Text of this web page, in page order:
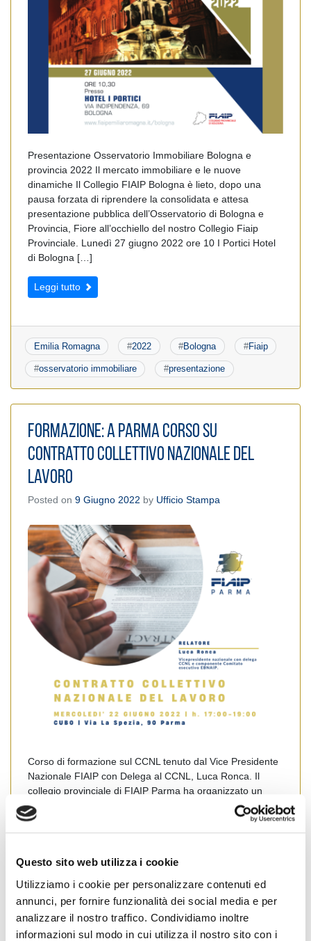
Questo sito web utilizza i cookie
Utilizziamo i cookie per personalizzare contenuti ed
annunci, per fornire funzionalità dei social media e per
analizzare il nostro traffico. Condividiamo inoltre
informazioni sul modo in cui utilizza il nostro sito con i
Presentazione Osservatorio Immobiliare Bologna e
provincia 2022 Il mercato immobiliare e le nuove
dinamiche Il Collegio FIAIP Bologna è lieto, dopo una
pausa forzata di riprendere la consolidata e attesa
presentazione pubblica dell’Osservatorio di Bologna e
Provincia, Fiore all’occhiello del nostro Collegio Fiaip
Provinciale. Lunedì 27 giugno 2022 ore 10 I Portici Hotel
di Bologna […]
Leggi tutto
Emilia Romagna #2022 #Bologna #Fiaip
#osservatorio immobiliare #presentazione
Formazione: A Parma Corso su
Contratto Collettivo Nazionale del
Lavoro
Posted on 9 Giugno 2022 by Ufficio Stampa
Corso di formazione sul CCNL tenuto dal Vice Presidente
Nazionale FIAIP con Delega al CCNL, Luca Ronca. Il
collegio provinciale di FIAIP Parma ha organizzato un
corso di formazione sul contratto collettivo nazionale del
lavoro con l’obettivo di far conoscere i contenuti innovativi
del nuovo CCNL rinnovato il 7 giugno 2021. Mercoledì 22
Leggi tutto
Emilia Romagna News Territoriali Parma